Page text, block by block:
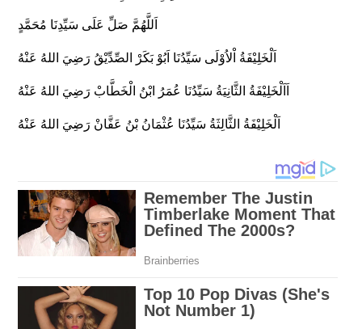
اَللَّهُمَّ صَلِّ عَلَى سَيِّدِنَا مُحَمَّدٍ
اَلْخَلِيْفَةُ اْلاُوْلَى سَيِّدُنَا اَبُوْ بَكَرْ الصِّدِّيْقُ رَضِيَ اللهُ عَنْهُ
اَاَلْخَلِيْفَةُ الثَّانِيَةُ سَيِّدُنَا عُمَرُ ابْنُ الْخَطَّابْ رَضِيَ اللهُ عَنْهُ
اَلْخَلِيْفَةُ الثَّالِثَةُ سَيِّدُنَا عُثْمَانُ بْنُ عَفَّانْ رَضِيَ اللهُ عَنْهُ